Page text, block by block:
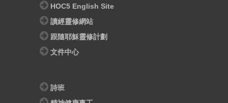
HOC5 English Site
讀經靈修網站
跟隨耶穌靈修計劃
文件中心
詩班